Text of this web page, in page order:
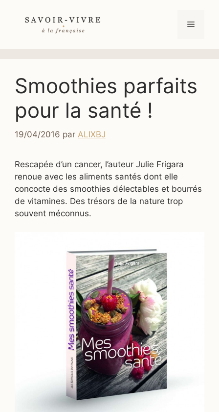
Menu
Smoothies parfaits
pour la santé !
19/04/2016 par ALIXBJ
Rescapée d’un cancer, l’auteur Julie Frigara
renoue avec les aliments santés dont elle
concocte des smoothies délectables et bourrés
de vitamines. Des trésors de la nature trop
souvent méconnus.